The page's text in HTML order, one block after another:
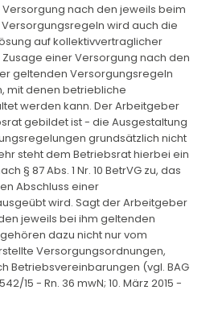
nach den jeweils beim
wird auch die
auf kollektivvertraglicher
einer Versorgung nach den
geltenden Versorgungsregeln
mit denen betriebliche
werden kann. Der Arbeitgeber
gebildet ist - die Ausgestaltung
grundsätzlich nicht
steht dem Betriebsrat hierbei ein
§ 87 Abs. 1 Nr. 10 BetrVG zu, das
Abschluss einer
wird. Sagt der Arbeitgeber
jeweils bei ihm geltenden
dazu nicht nur vom
Versorgungsordnungen,
Betriebsvereinbarungen (vgl. BAG
15 - Rn. 36 mwN; 10. März 2015 -